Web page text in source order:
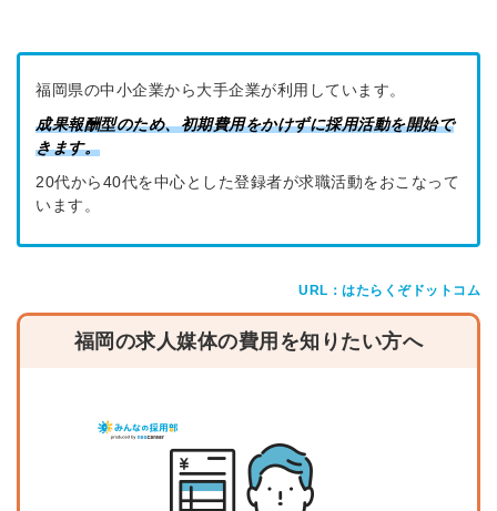
福岡県の中小企業から大手企業が利用しています。
成果報酬型のため、初期費用をかけずに採用活動を開始で
きます。
20代から40代を中心とした登録者が求職活動をおこなって
います。
URL：はたらくぞドットコム
福岡の求人媒体の費用を知りたい方へ